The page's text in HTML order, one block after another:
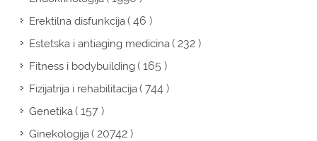
Erektilna disfunkcija( 46 )
Estetska i antiaging medicina( 232 )
Fitness i bodybuilding( 165 )
Fizijatrija i rehabilitacija( 744 )
Genetika( 157 )
Ginekologija( 20742 )